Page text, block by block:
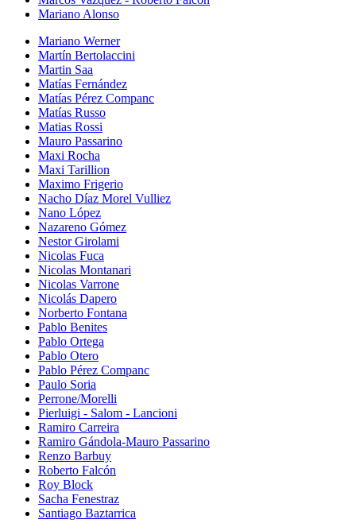
Mariano Alonso
Mariano Werner
Martín Bertolaccini
Martin Saa
Matías Fernández
Matías Pérez Companc
Matías Russo
Matias Rossi
Mauro Passarino
Maxi Rocha
Maxi Tarillion
Maximo Frigerio
Nacho Díaz Morel Vulliez
Nano López
Nazareno Gómez
Nestor Girolami
Nicolas Fuca
Nicolas Montanari
Nicolas Varrone
Nicolás Dapero
Norberto Fontana
Pablo Benites
Pablo Ortega
Pablo Otero
Pablo Pérez Companc
Paulo Soria
Perrone/Morelli
Pierluigi - Salom - Lancioni
Ramiro Carreira
Ramiro Gándola-Mauro Passarino
Renzo Barbuy
Roberto Falcón
Roy Block
Sacha Fenestraz
Santiago Baztarrica